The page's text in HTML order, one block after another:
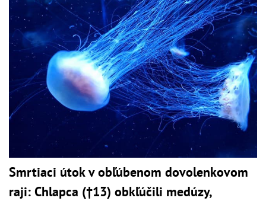
Smrtiaci útok v obľúbenom dovolenkovom
raji: Chlapca (†13) obkľúčili medúzy,